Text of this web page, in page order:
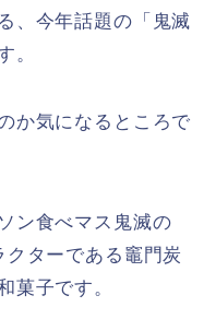
、今年話題の「鬼滅
。
か気になるところで
ン食べマス鬼滅の
ターである竈門炭
菓子です。